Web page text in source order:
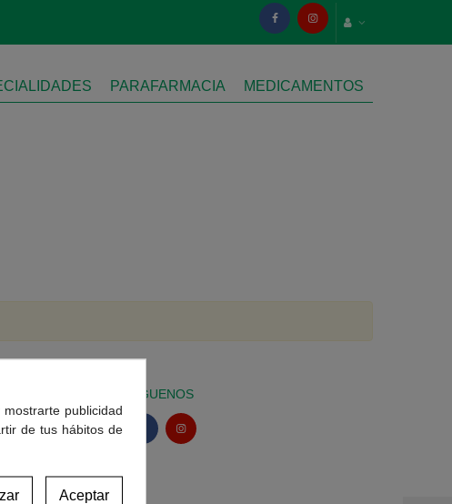
PARAFARMACIA MEDICAMENTOS
SÍGUENOS
publicidad
de tus hábitos de
Aceptar